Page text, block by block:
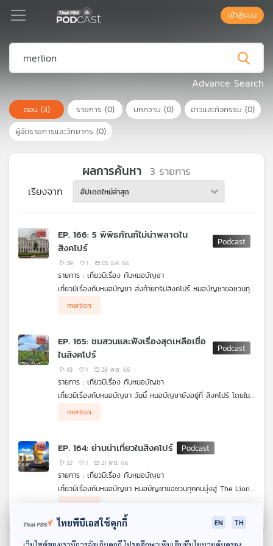
Podcast
เพล
ย์
ลิ
เพล
สต์
บทความ
กิจกรรม
ดาวน์โหลด Thai PBS Podcast Application
เข้าสู่ระบบ
Advance Search
ตอน (3) รายการ (0) บทความ (0) ข่าวและกิจกรรม (0)
ผู้จัดรายการและวิทยากร (0)
ผลการค้นหา 3 รายการ
เรียงจาก อัปเดตใหม่ล่าสุด
EP. 166: 5 พิพิธภัณฑ์ไม่น่าพลาดใน
สิงคโปร์
39 1 05 ธ.ค. 66
รายการ : เที่ยวมีเรื่อง กับหมอบัญชา
เที่ยวมีเรื่องกับหมอบัญชา ส่งท้ายทริปสิงคโปร์ หมอบัญชาขอชวนทุก
พิพิธภัณฑสถานแห่งชาติสิงคโปร์ พิพิธภัณฑ์เก่าแก่ที่สุดของสิงคโปร์
อย่างไรต้องไปฟังกัน
merlion
EP. 165: ชมสวนและฟังเรื่องสุดเหลือเชื่อ
ในสิงคโปร์
43 1 28 พ.ย. 66
รายการ : เที่ยวมีเรื่อง กับหมอบัญชา
เที่ยวมีเรื่องกับหมอบัญชา วันนี้ หมอบัญชายังอยู่ที่ สิงคโปร์ โดยใน
ใจกลางสิงคโปร์ ที่อยู่ริมน้ำรอบอ่าวมารีนา ซึ่งใช้เป็นทั้งพื้นที่จัดแสดง
ราวสุดเหลือเชื่อของประเทศสิงคโปร์ให้ฟังอีกด้วย
merlion
EP. 164: ย่านน่าเที่ยวในสิงคโปร์
32 1 21 พ.ย. 66
รายการ : เที่ยวมีเรื่อง กับหมอบัญชา
เที่ยวมีเรื่องกับหมอบัญชา หมอบัญชาขอชวนทุกคนมุ่งสู่ The Lion
City สาธารณรัฐสิงคโปร์ ศูนย์กลางพาณิชย์สำคัญแห่งหนึ่งของโลก
ท่องเที่ยว ไปกันประจำแล้ว ยังมีย่านในที่ควรค่าแก่การไปเยี่ยมชมอีก
merlion
ไทยพีบีเอสใช้คุกกี้ EN TH